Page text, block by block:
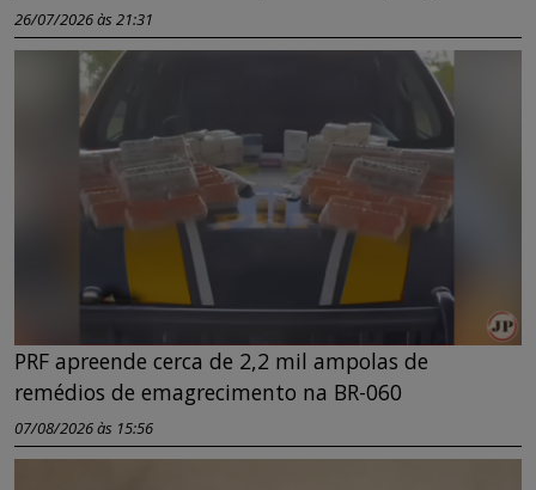
26/07/2026 às 21:31
PRF apreende cerca de 2,2 mil ampolas de
remédios de emagrecimento na BR-060
07/08/2026 às 15:56